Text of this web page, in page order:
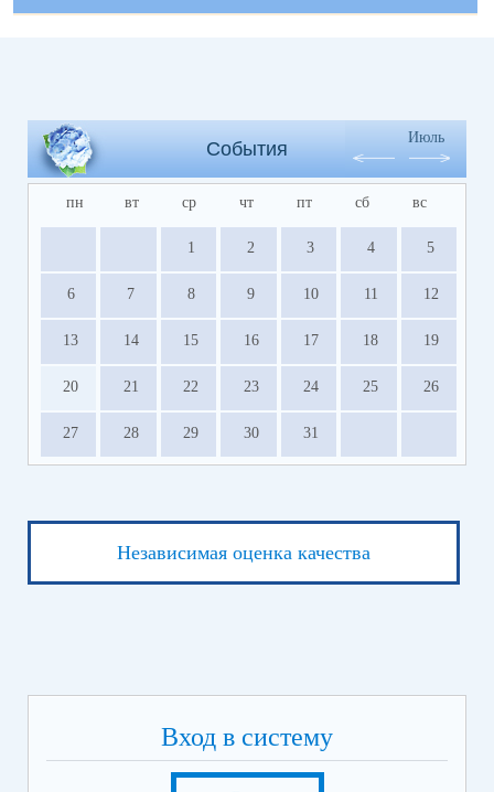
События
Июль
пн вт ср чт пт сб вс
1 2 3 4 5
6 7 8 9 10 11 12
13 14 15 16 17 18 19
20 21 22 23 24 25 26
27 28 29 30 31
Независимая оценка качества
Вход в систему